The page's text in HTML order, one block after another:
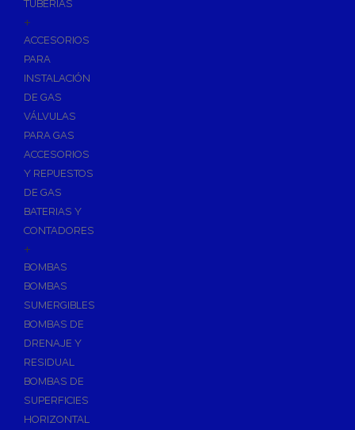
TUBERÍAS
+
ACCESORIOS
PARA
INSTALACIÓN
DE GAS
VÁLVULAS
PARA GAS
ACCESORIOS
Y REPUESTOS
DE GAS
BATERIAS Y
CONTADORES
+
BOMBAS
BOMBAS
SUMERGIBLES
BOMBAS DE
DRENAJE Y
RESIDUAL
BOMBAS DE
SUPERFICIES
HORIZONTAL